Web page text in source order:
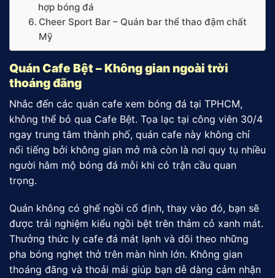
hợp bóng đá
Cheer Sport Bar – Quán bar thể thao đậm chất
Mỹ
Quán Cafe Bệt – Không gian ngoài trời
thoáng đãng
Nhắc đến các quán cafe xem bóng đá tại TPHCM,
không thể bỏ qua Cafe Bệt. Tọa lạc tại công viên 30/4
ngay trung tâm thành phố, quán cafe này không chỉ
nổi tiếng bởi không gian mở mà còn là nơi quy tụ nhiều
người hâm mộ bóng đá mỗi khi có trận cầu quan
trọng.
Quán không có ghế ngồi cố định, thay vào đó, bạn sẽ
được trải nghiệm kiểu ngồi bệt trên thảm cỏ xanh mát.
Thưởng thức ly cafe đá mát lạnh và dõi theo những
pha bóng nghẹt thở trên màn hình lớn. Không gian
thoáng đãng và thoải mái giúp bạn dễ dàng cảm nhận